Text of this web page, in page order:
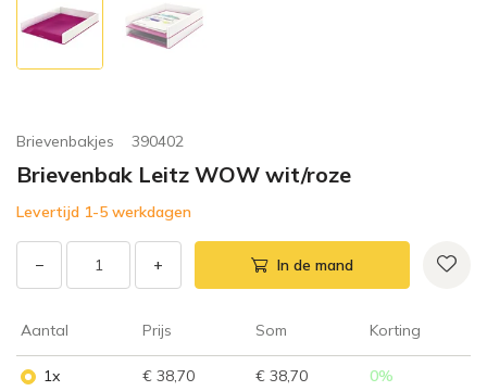
Brievenbakjes 390402
Brievenbak Leitz WOW wit/roze
Levertijd 1-5 werkdagen
− + In de mand
Aantal Prijs Som Korting
1x € 38,70 € 38,70 0%